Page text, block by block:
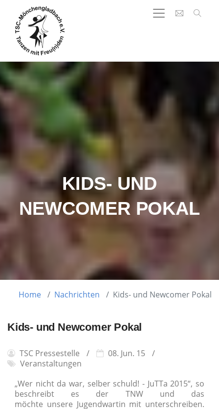
KIDS- UND
NEWCOMER POKAL
Home Nachrichten Kids- und Newcomer Pokal
Kids- und Newcomer Pokal
TSC Pressestelle
08. Jun. 15
Veranstaltungen
„Wer nicht da war, selber schuld! - JuTTa 2015“, so
beschreibt es der TNW und das
möchte unsere Jugendwartin mit unterschreiben.